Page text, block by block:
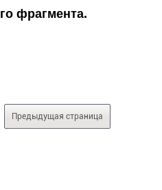
фрагмента.
Предыдущая страница